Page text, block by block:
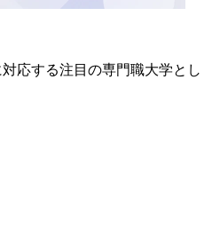
応する注目の専門職大学とし